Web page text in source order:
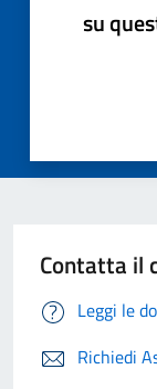
su
Contatta il
Leggi le
Richiedi